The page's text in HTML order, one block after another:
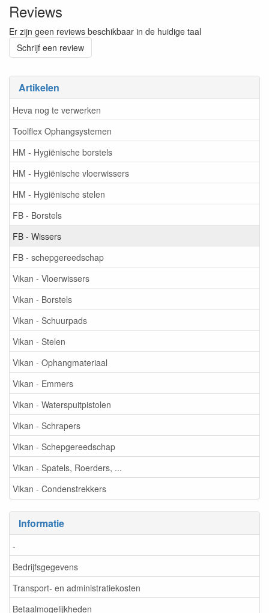
Artikelen
Heva nog te verwerken
Toolflex Ophangsystemen
HM - Hygiënische borstels
HM - Hygiënische vloerwissers
HM - Hygiënische stelen
FB - Borstels
FB - Wissers
FB - schepgereedschap
Vikan - Vloerwissers
Vikan - Borstels
Vikan - Schuurpads
Vikan - Stelen
Vikan - Ophangmateriaal
Vikan - Emmers
Vikan - Waterspuitpistolen
Vikan - Schrapers
Vikan - Schepgereedschap
Vikan - Spatels, Roerders, ...
Vikan - Condenstrekkers
Informatie
-
Bedrijfsgegevens
Transport- en administratiekosten
Betaalmogelijkheden
Reviews
Er zijn geen reviews beschikbaar in de huidige taal
Schrijf een review